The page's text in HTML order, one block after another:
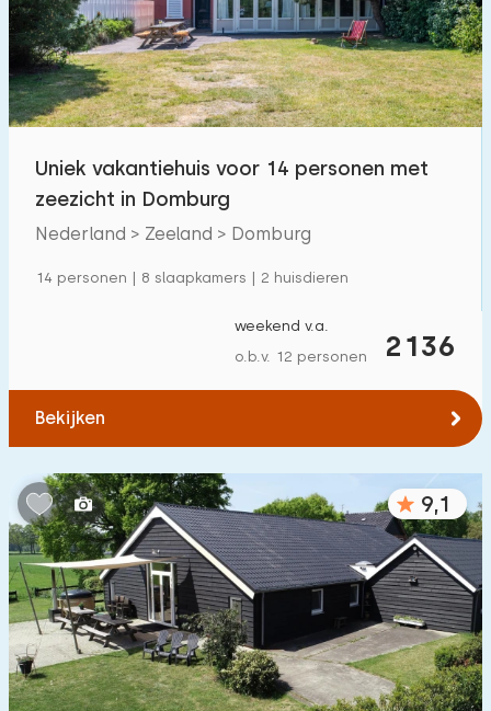
Zwembad 184
Omheinde tuin 93
Huisdiervrij 170
Oplaadpunt auto
€ 0 — € 3000+
Slaapkamers:
1 2 3 4 5
Badkamers:
1 2 3 4 5
Uniek vakantiehuis voor 14 personen met
zeezicht in Domburg
Nederland > Zeeland > Domburg
14 personen | 8 slaapkamers | 2 huisdieren
2136
weekend v.a.
o.b.v. 12 personen
Bekijken
9,1